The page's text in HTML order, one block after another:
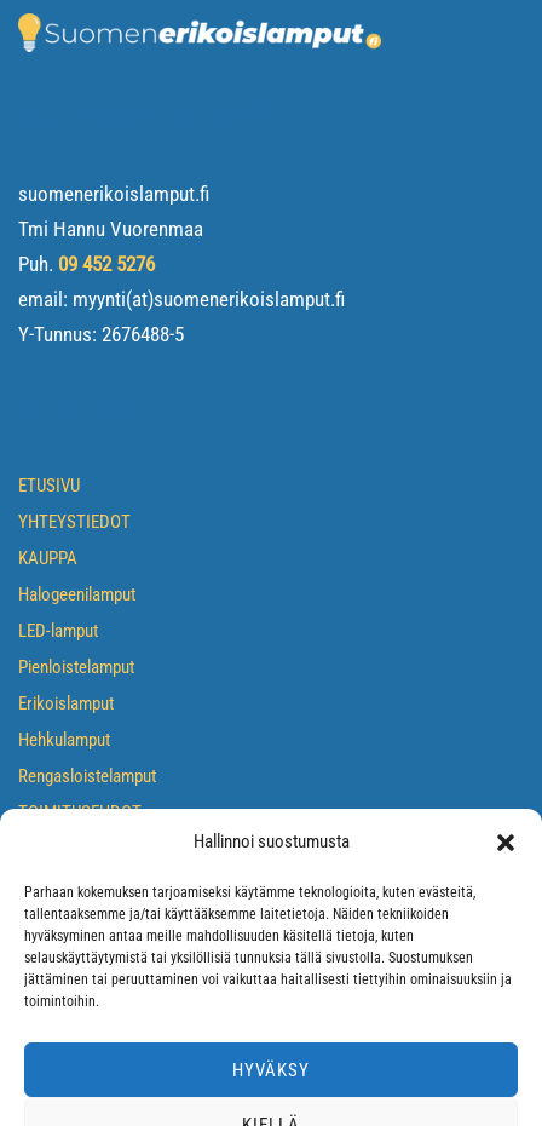
Hallinnoi suostumusta
Parhaan kokemuksen tarjoamiseksi käytämme teknologioita, kuten evästeitä,
tallentaaksemme ja/tai käyttääksemme laitetietoja. Näiden tekniikoiden
hyväksyminen antaa meille mahdollisuuden käsitellä tietoja, kuten
selauskäyttäytymistä tai yksilöllisiä tunnuksia tällä sivustolla. Suostumuksen
jättäminen tai peruuttaminen voi vaikuttaa haitallisesti tiettyihin ominaisuuksiin ja
toimintoihin.
HYVÄKSY
suomenerikoislamput.fi
Tmi Hannu Vuorenmaa
Puh. 09 452 5276
email: myynti(at)suomenerikoislamput.fi
Y-Tunnus: 2676488-5
ETUSIVU
YHTEYSTIEDOT
KAUPPA
Halogeenilamput
LED-lamput
Pienloistelamput
Erikoislamput
Hehkulamput
Rengasloistelamput
TOIMITUSEHDOT
EVÄSTEKÄYTÄNTÖ